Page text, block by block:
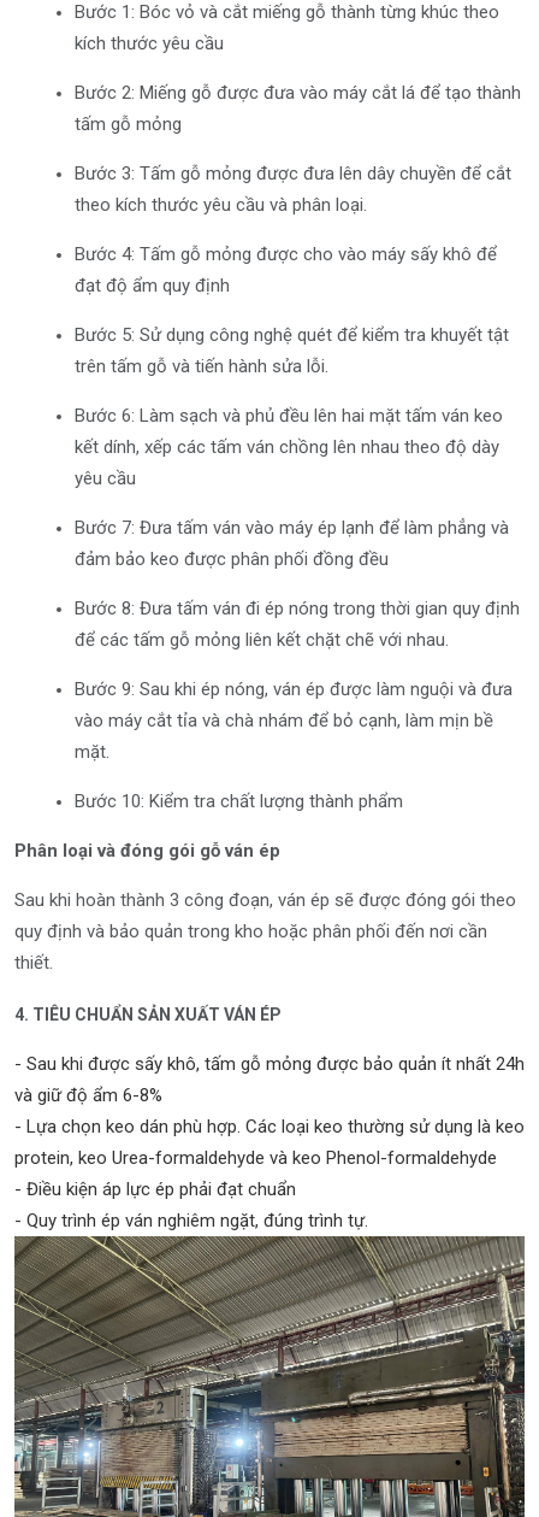
Bước 1: Bóc vỏ và cắt miếng gỗ thành từng khúc theo
kích thước yêu cầu
Bước 2: Miếng gỗ được đưa vào máy cắt lá để tạo thành
tấm gỗ mỏng
Bước 3: Tấm gỗ mỏng được đưa lên dây chuyền để cắt
theo kích thước yêu cầu và phân loại.
Bước 4: Tấm gỗ mỏng được cho vào máy sấy khô để
đạt độ ẩm quy định
Bước 5: Sử dụng công nghệ quét để kiểm tra khuyết tật
trên tấm gỗ và tiến hành sửa lỗi.
Bước 6: Làm sạch và phủ đều lên hai mặt tấm ván keo
kết dính, xếp các tấm ván chồng lên nhau theo độ dày
yêu cầu
Bước 7: Đưa tấm ván vào máy ép lạnh để làm phẳng và
đảm bảo keo được phân phối đồng đều
Bước 8: Đưa tấm ván đi ép nóng trong thời gian quy định
để các tấm gỗ mỏng liên kết chặt chẽ với nhau.
Bước 9: Sau khi ép nóng, ván ép được làm nguội và đưa
vào máy cắt tỉa và chà nhám để bỏ cạnh, làm mịn bề
mặt.
Bước 10: Kiểm tra chất lượng thành phẩm
Phân loại và đóng gói gỗ ván ép
Sau khi hoàn thành 3 công đoạn, ván ép sẽ được đóng gói theo
quy định và bảo quản trong kho hoặc phân phối đến nơi cần
thiết.
4. TIÊU CHUẨN SẢN XUẤT VÁN ÉP
- Sau khi được sấy khô, tấm gỗ mỏng được bảo quản ít nhất 24h
và giữ độ ẩm 6-8%
- Lựa chọn keo dán phù hợp. Các loại keo thường sử dụng là keo
protein, keo Urea-formaldehyde và keo Phenol-formaldehyde
- Điều kiện áp lực ép phải đạt chuẩn
- Quy trình ép ván nghiêm ngặt, đúng trình tự.